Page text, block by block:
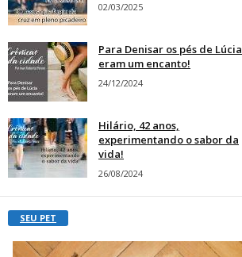
02/03/2025
Para Denisar os pés de Lúcia
eram um encanto!
24/12/2024
Hilário, 42 anos,
experimentando o sabor da
vida!
26/08/2024
SEU PET